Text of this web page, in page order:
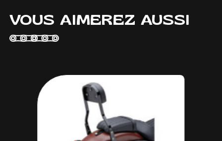
VOUS AIMEREZ AUSSI